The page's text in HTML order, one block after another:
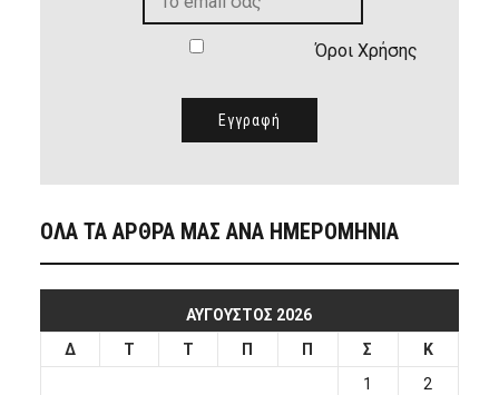
Όροι Χρήσης
ΟΛΑ ΤΑ ΑΡΘΡΑ ΜΑΣ ΑΝΑ ΗΜΕΡΟΜΗΝΙΑ
ΑΎΓΟΥΣΤΟΣ 2026
Δ
Τ Τ Π Π Σ
Κ
1
2